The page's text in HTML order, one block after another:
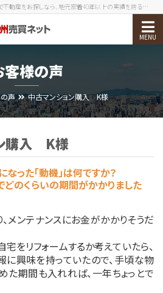
| 中古マンション購入 K様 | 北九州市で不動産をお探しなら、地元密着40年以上の実績を誇る不動産のデパートひろたへ！
メニューを閉じる
客様の声
声 中古マンション購入 K様
購入 K様
った「動機」は何ですか？
どのくらいの期間がかかりました
メンテナンスにお金がかかりそうだ
をリフォームするか考えていたら、
興味を持っていたので、手頃な物
た期間も入れれば、一年ちょっとで